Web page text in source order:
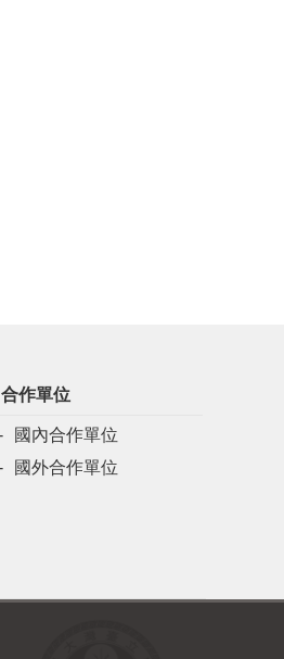
合作單位
國內合作單位
國外合作單位